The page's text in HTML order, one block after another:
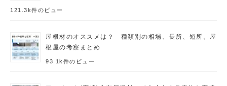
121.3k件のビュー
屋根材のオススメは？ 種類別の相場、長所、短所。屋
根屋の考察まとめ
93.1k件のビュー